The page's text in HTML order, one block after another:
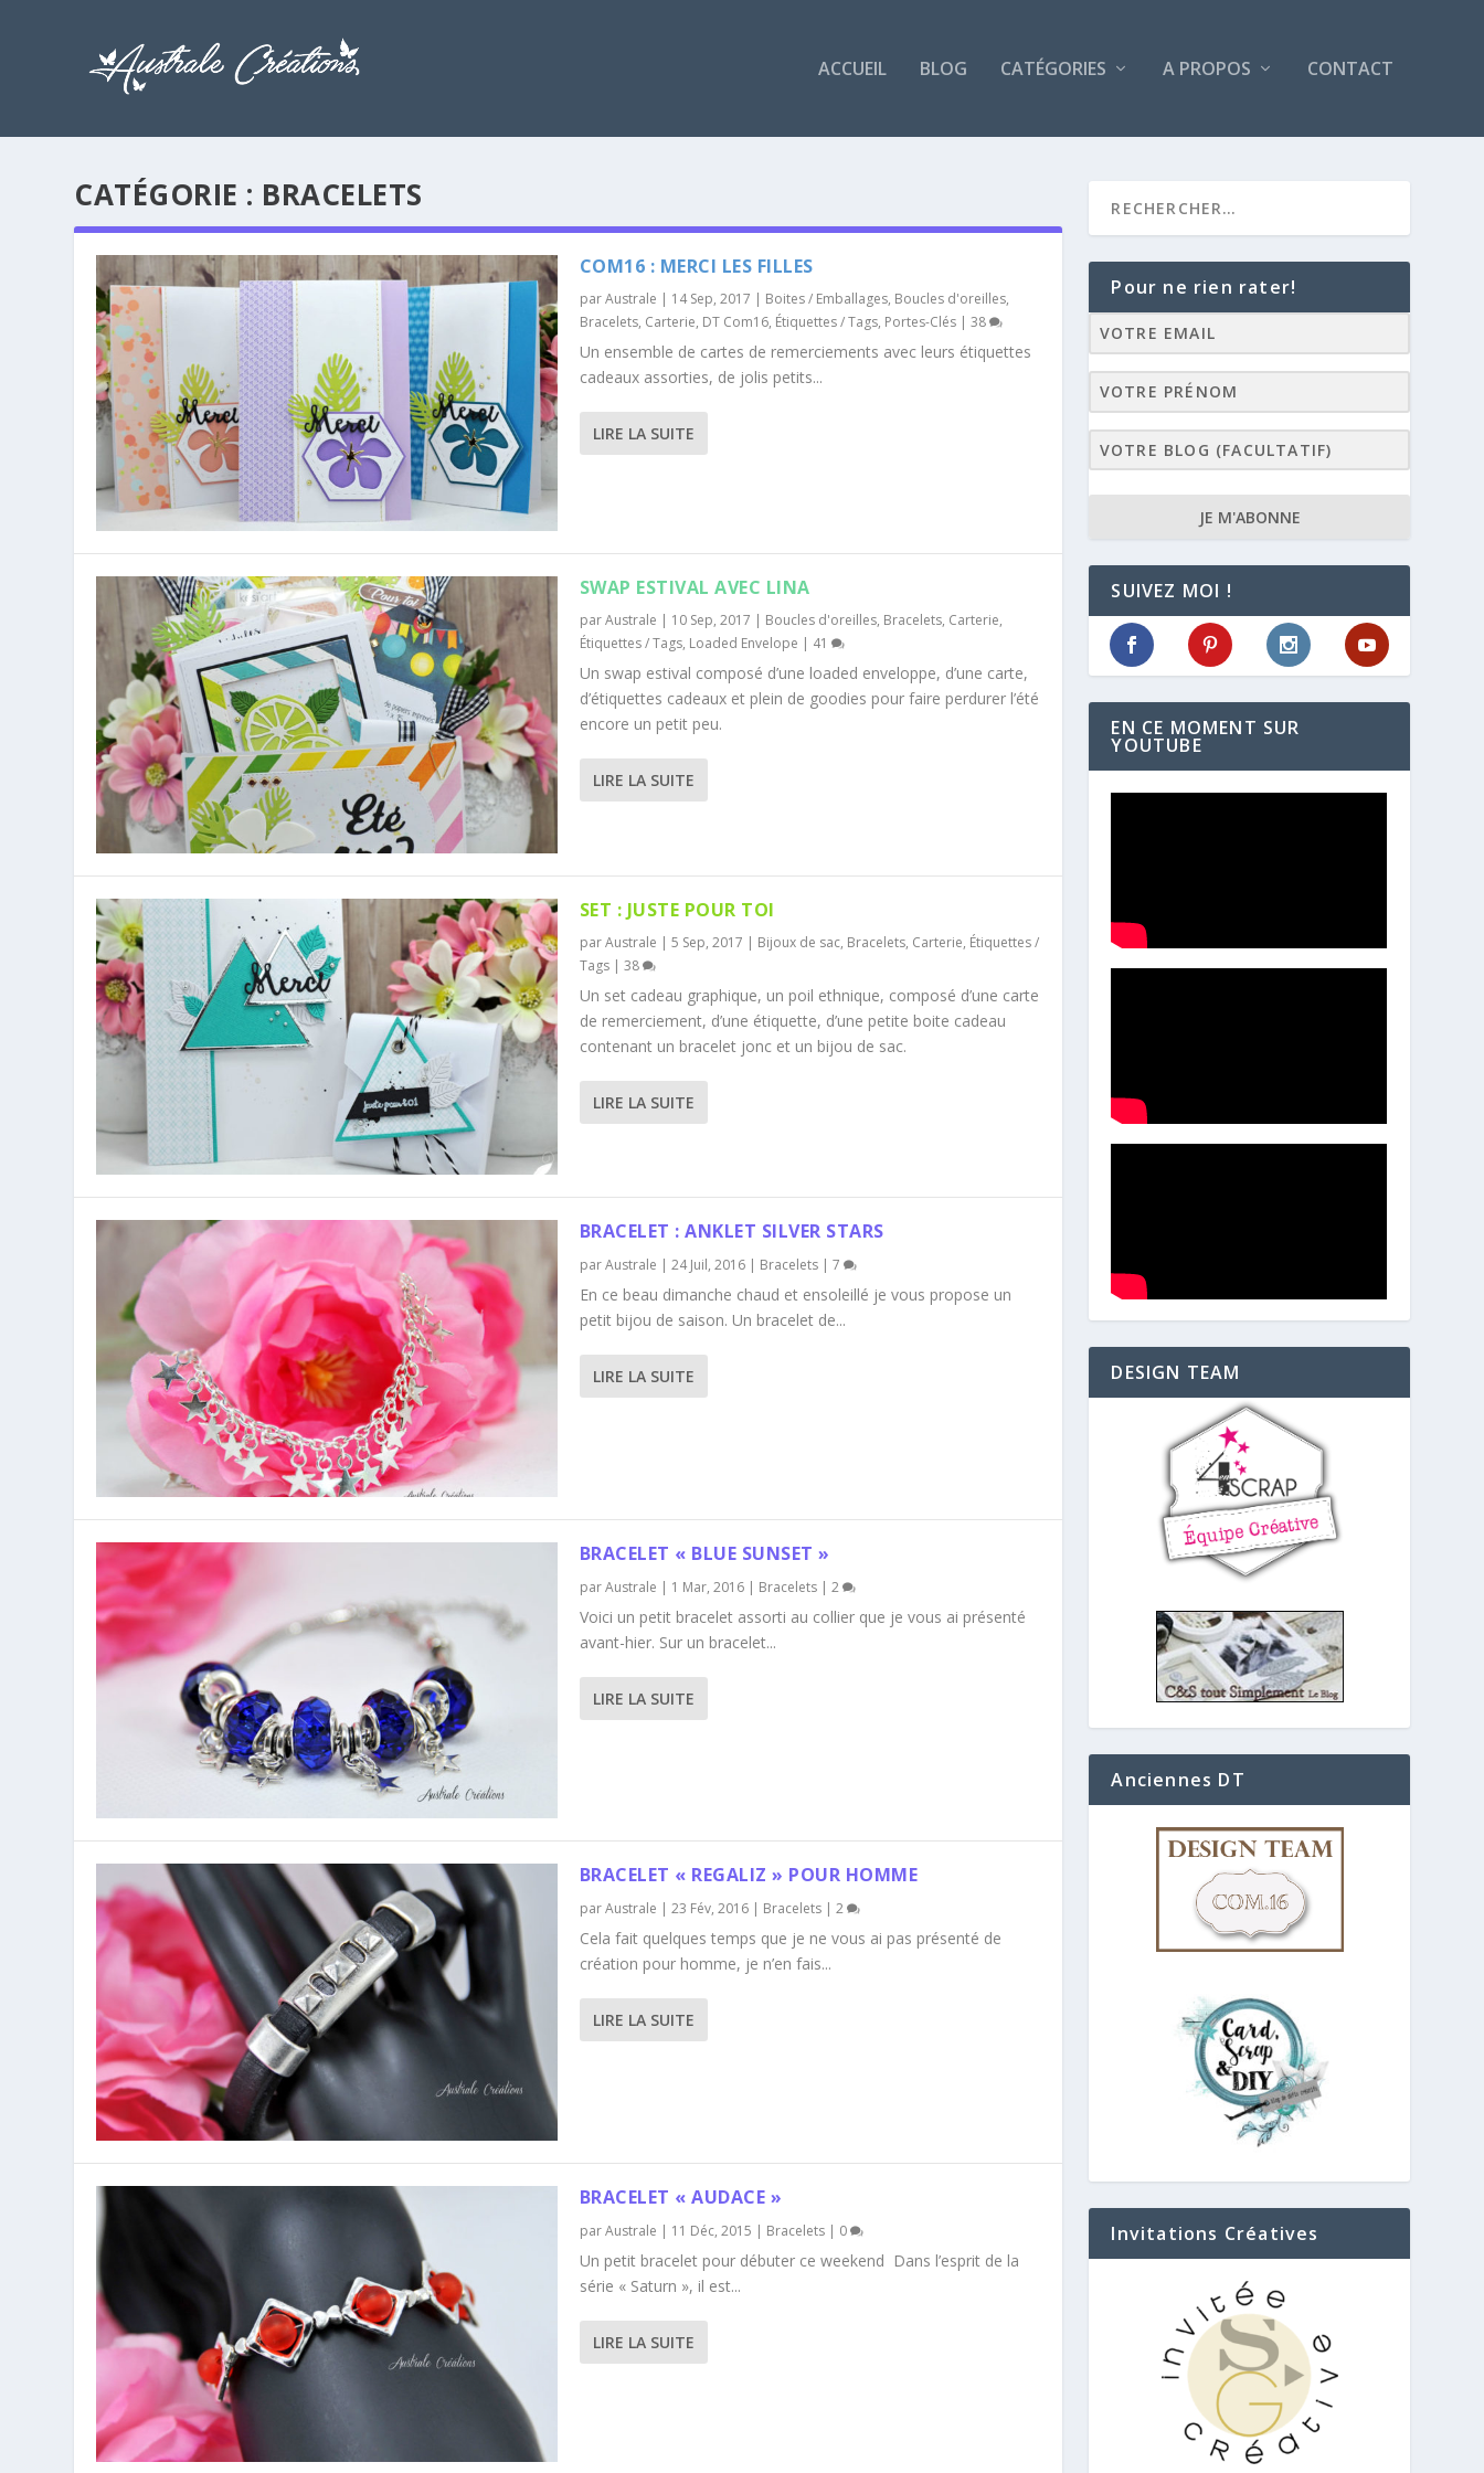
ACCUEIL BLOG CATÉGORIES A PROPOS CONTACT
CATÉGORIE : BRACELETS
COM16 : MERCI LES FILLES
parAustrale | 14 Sep, 2017 | Boites / Emballages, Boucles d'oreilles,
Bracelets, Carterie, DT Com16, Étiquettes / Tags, Portes-Clés| 38
Un ensemble de cartes de remerciements avec leurs étiquettes
cadeaux assorties, de jolis petits...
LIRE LA SUITE
SWAP ESTIVAL AVEC LINA
parAustrale | 10 Sep, 2017 | Boucles d'oreilles, Bracelets, Carterie,
Étiquettes / Tags, Loaded Envelope | 41
Un swap estival composé d’une loaded enveloppe, d’une carte,
d’étiquettes cadeaux et plein de goodies pour faire perdurer l’été
encore un petit peu.
LIRE LA SUITE
SET : JUSTE POUR TOI
parAustrale | 5 Sep, 2017 | Bijoux de sac, Bracelets, Carterie, Étiquettes /
Tags| 38
Un set cadeau graphique, un poil ethnique, composé d’une carte
de remerciement, d’une étiquette, d’une petite boite cadeau
contenant un bracelet jonc et un bijou de sac.
LIRE LA SUITE
BRACELET : ANKLET SILVER STARS
parAustrale | 24 Juil, 2016| Bracelets| 7
En ce beau dimanche chaud et ensoleillé je vous propose un
petit bijou de saison. Un bracelet de...
LIRE LA SUITE
BRACELET « BLUE SUNSET »
parAustrale | 1 Mar, 2016| Bracelets| 2
Voici un petit bracelet assorti au collier que je vous ai présenté
avant-hier. Sur un bracelet...
LIRE LA SUITE
BRACELET « REGALIZ » POUR HOMME
parAustrale | 23 Fév, 2016| Bracelets| 2
Cela fait quelques temps que je ne vous ai pas présenté de
création pour homme, je n’en fais...
LIRE LA SUITE
BRACELET « AUDACE »
parAustrale | 11 Déc, 2015 | Bracelets| 0
Un petit bracelet pour débuter ce weekend Dans l’esprit de la
série « Saturn », il est...
LIRE LA SUITE
Pour ne rien rater!
JE M'ABONNE
SUIVEZ MOI !
EN CE MOMENT SUR
YOUTUBE
DESIGN TEAM
Anciennes DT
Invitations Créatives